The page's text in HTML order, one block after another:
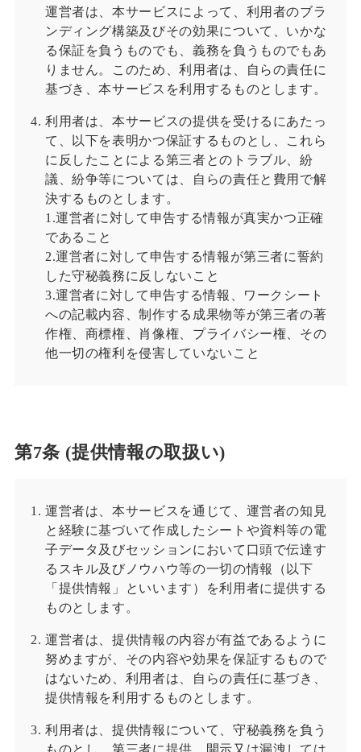
運営者は、本サービスによって、利用者のブラ
ンディング構築及びその効果について、いかな
る保証を負うものでも、義務を負うものでもあ
りません。このため、利用者は、自らの責任に
基づき、本サービスを利用するものとします。
利用者は、本サービスの提供を受けるにあたっ
て、以下を表明かつ保証するものとし、これら
に反したことによる第三者とのトラブル、紛
議、紛争等については、自らの責任と費用で解
決するものとします。
1.運営者に対して申告する情報が真実かつ正確
であること
2.運営者に対して申告する情報が第三者に誓約
した守秘義務に反しないこと
3.運営者に対して申告する情報、ワークシート
への記載内容、制作する成果物等が第三者の著
作権、商標権、肖像権、プライバシー権、その
他一切の権利を侵害していないこと
第7条 (提供情報の取扱い)
運営者は、本サービスを通じて、運営者の知見
と経験に基づいて作成したシートや資料等の電
子データ及びセッションにおいて口頭で伝達す
るスキル及びノウハウ等の一切の情報（以下
「提供情報」といいます）を利用者に提供する
ものとします。
運営者は、提供情報の内容が有益であるように
努めますが、その内容や効果を保証するもので
はないため、利用者は、自らの責任に基づき、
提供情報を利用するものとします。
利用者は、提供情報について、守秘義務を負う
ものとし、第三者に提供、開示又は漏洩しては